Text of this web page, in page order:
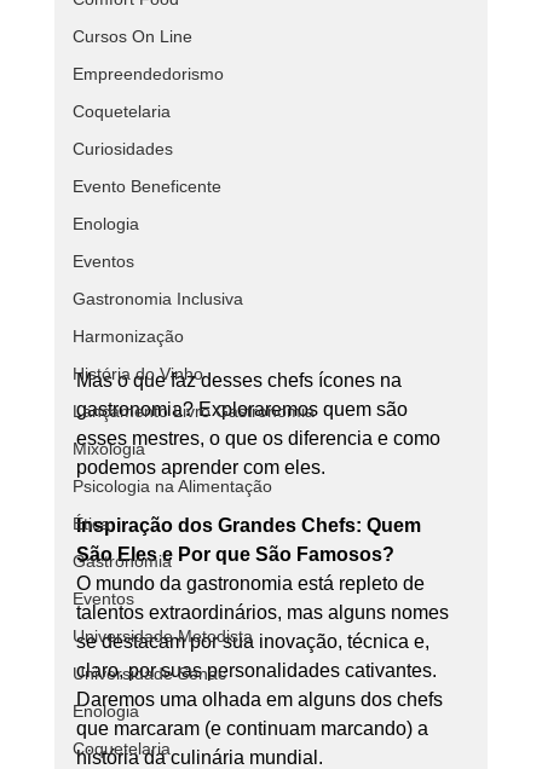
Cursos On Line
Empreendedorismo
Coquetelaria
Curiosidades
Evento Beneficente
Enologia
Eventos
Gastronomia Inclusiva
Harmonização
História do Vinho
Lançamento Livro Gastronomia
Mixologia
Psicologia na Alimentação
Ética
Gastronomia
Eventos
Universidade Metodista
Universidade Senac
Enologia
Coquetelaria
Mas o que faz desses chefs ícones na
gastronomia? Exploraremos quem são
esses mestres, o que os diferencia e como
podemos aprender com eles.
Inspiração dos Grandes Chefs: Quem
São Eles e Por que São Famosos?
O mundo da gastronomia está repleto de
talentos extraordinários, mas alguns nomes
se destacam por sua inovação, técnica e,
claro, por suas personalidades cativantes.
Daremos uma olhada em alguns dos chefs
que marcaram (e continuam marcando) a
história da culinária mundial.